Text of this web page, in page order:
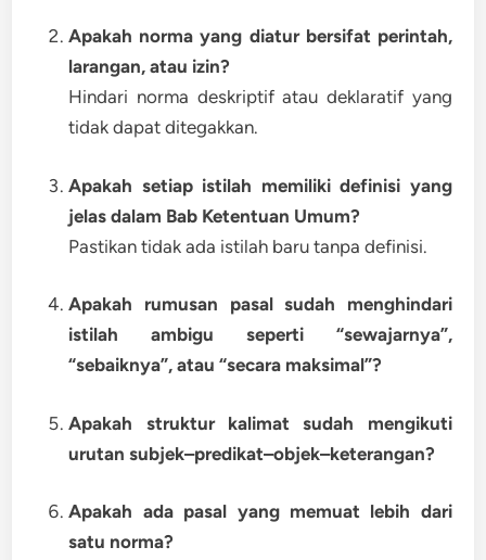
Apakah norma yang diatur bersifat perintah,
larangan, atau izin?
Hindari norma deskriptif atau deklaratif yang
tidak dapat ditegakkan.
Apakah setiap istilah memiliki definisi yang
jelas dalam Bab Ketentuan Umum?
Pastikan tidak ada istilah baru tanpa definisi.
Apakah rumusan pasal sudah menghindari
istilah ambigu seperti “sewajarnya”,
“sebaiknya”, atau “secara maksimal”?
Apakah struktur kalimat sudah mengikuti
urutan subjek–predikat–objek–keterangan?
Apakah ada pasal yang memuat lebih dari
satu norma?